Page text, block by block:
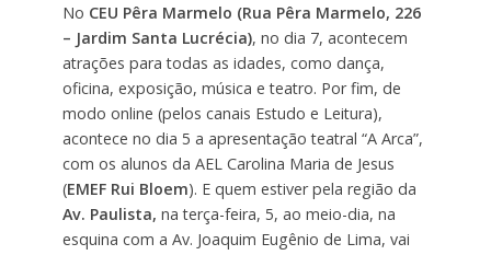
No CEU Pêra Marmelo (Rua Pêra Marmelo, 226
– Jardim Santa Lucrécia), no dia 7, acontecem
atrações para todas as idades, como dança,
oficina, exposição, música e teatro. Por fim, de
modo online (pelos canais Estudo e Leitura),
acontece no dia 5 a apresentação teatral “A Arca”,
com os alunos da AEL Carolina Maria de Jesus
(EMEF Rui Bloem). E quem estiver pela região da
Av. Paulista, na terça-feira, 5, ao meio-dia, na
esquina com a Av. Joaquim Eugênio de Lima, vai